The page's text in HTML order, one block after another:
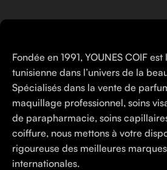
Fondée en 1991, YOUNES COIF
tunisienne dans l’univers de la
Spécialisés dans la vente de
maquillage professionnel, soins
de parapharmacie, soins
coiffure, nous mettons à votre
rigoureuse des meilleures
internationales.